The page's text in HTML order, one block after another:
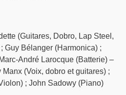
(Guitares, Dobro, Lap Steel,
Guy Bélanger (Harmonica) ;
André Larocque (Batterie) –
Manx (Voix, dobro et guitares) ;
; John Sadowy (Piano)